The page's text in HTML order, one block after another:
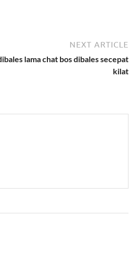
NEXT ARTICLE
lama chat bos dibales secepat
kilat